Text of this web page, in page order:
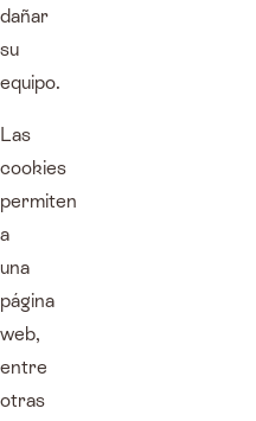
dañar
su
equipo.
Las
cookies
permiten
a
una
página
web,
entre
otras